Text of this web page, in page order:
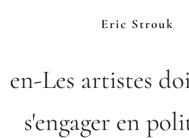
Eric Strouk
en-Les artistes
s'engager en